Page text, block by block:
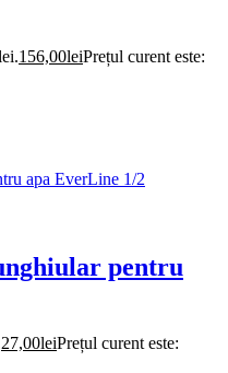
156,00leiPrețul curent este:
pentru
27,00leiPrețul curent este: